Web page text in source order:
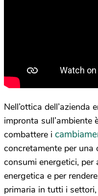
Nell’ottica dell’azienda
impronta sull’ambiente
combattere i
concretamente per una
consumi energetici, per
energetica e per rendere
primaria in tutti i